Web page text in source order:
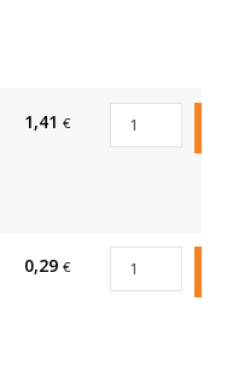
1,41 €
0,29 €